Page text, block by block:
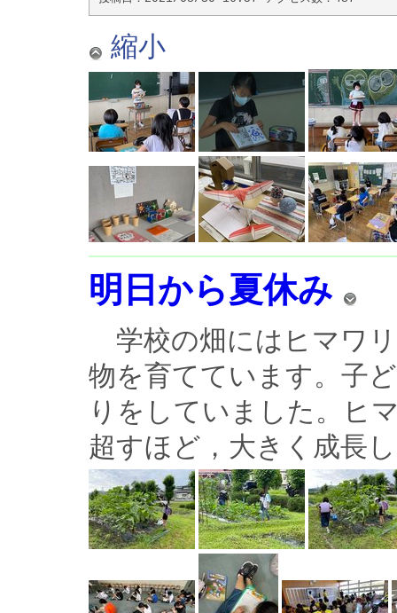
縮小
明日から夏休み
学校の畑にはヒマワ
物を育てています。子
りをしていました。ヒ
超すほど，大きく成長